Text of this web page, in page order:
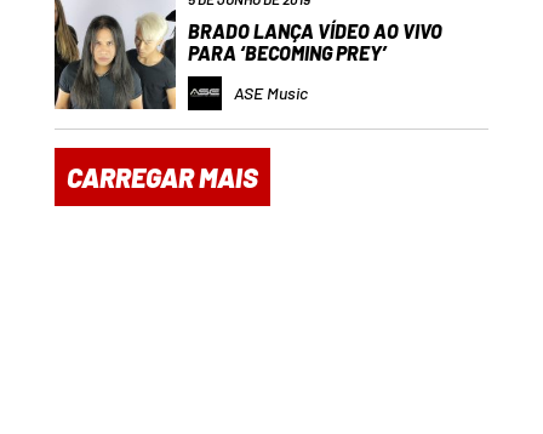
BRADO LANÇA VÍDEO AO VIVO
PARA ‘BECOMING PREY’
ASE Music
CARREGAR MAIS